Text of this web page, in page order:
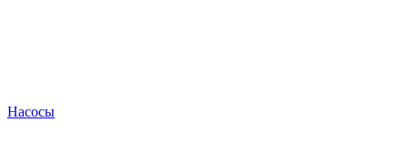
Насосы